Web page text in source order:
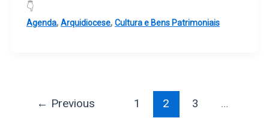
👇
Agenda, Arquidiocese, Cultura e Bens Patrimoniais
← Previous 1 2 3 …